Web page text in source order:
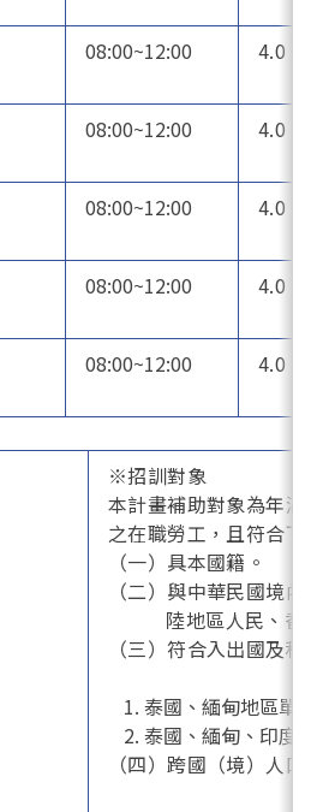
08:00~12:00 4.0
08:00~12:00 4.0
08:00~12:00 4.0
08:00~12:00 4.0
08:00~12:00 4.0
※招訓對象
本計畫補助對象為年
之在職勞工，且符合
（一）具本國籍。
（二）與中華民國境
陸地區人民、香港
（三）符合入出國及
泰國、緬甸地區單
泰國、緬甸、印度
（四）跨國（境）人